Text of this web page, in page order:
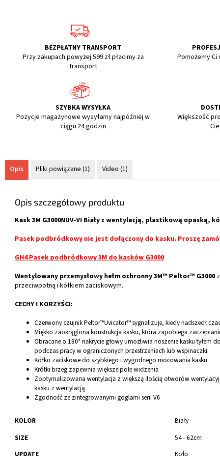
BEZPŁATNY TRANSPORT
Przy zakupach powyżej 599 zł płacimy za
transport
Pomożemy
SZYBKA WYSYŁKA
Pozycje magazynowe wysyłamy najpóźniej w
ciągu 24 godzin
Większość
Opis Pliki powiązane (1) Video (1)
Opis szczegółowy produktu
Kask 3M G3000NUV-VI Biały z wentylacją, plastikową opaską,
Pasek podbródkowy nie jest dołączony do kasku. Proszę
GH4 Pasek podbródkowy 3M do kasków G3000
Wentylowany przemysłowy hełm ochronny 3M™ Peltor™ G3000
przeciwpotną i kółkiem zaciskowym.
CECHY I KORZYŚCI:
Czerwony czujnik Peltor™Uvicator™ sygnalizuje, kiedy nadszedł
Miękko zaokrąglona konstrukcja kasku, która zapobiega
Obracane o 180° nakrycie głowy umożliwia noszenie kasku tyłem
podczas pracy w ograniczonych przestrzeniach lub wspinaczki.
Kółko zaciskowe do szybkiego i wygodnego mocowania kasku
Krótki brzeg zapewnia większe pole widzenia
Zoptymalizowana wentylacja z większą ilością otworów
kasku z wentylacją
Zgodność ze zintegrowanymi goglami serii V6
KOLOR
Biały
SIZE
54 - 62cm
UPDATE
Koło